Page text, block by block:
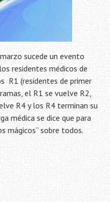
sucede un evento
residentes médicos de
R1 (residentes de primer
el R1 se vuelve R2,
R4 y los R4 terminan su
médica se dice que para
mágicos” sobre todos.